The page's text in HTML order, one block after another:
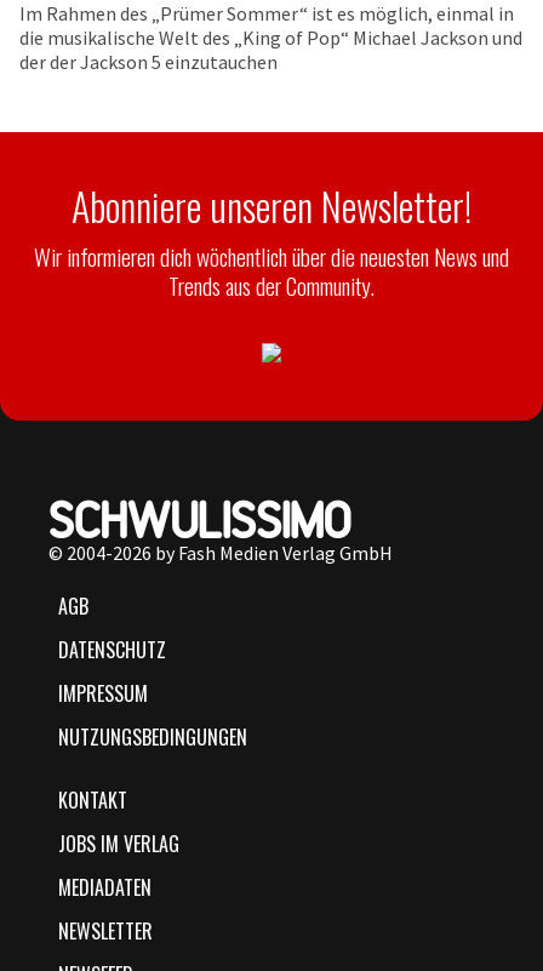
Im Rahmen des „Prümer Sommer“ ist es möglich, einmal in
die musikalische Welt des „King of Pop“ Michael Jackson und
der der Jackson 5 einzutauchen
Abonniere unseren Newsletter!
Wir informieren dich wöchentlich über die neuesten News und
Trends aus der Community.
© 2004-2026 by Fash Medien Verlag GmbH
AGB
DATENSCHUTZ
IMPRESSUM
NUTZUNGSBEDINGUNGEN
KONTAKT
JOBS IM VERLAG
MEDIADATEN
NEWSLETTER